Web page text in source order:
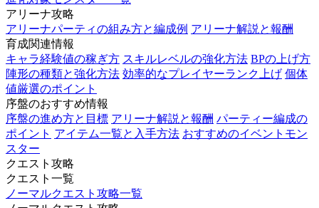
アリーナ攻略
アリーナパーティの組み方と編成例 アリーナ解説と報酬
育成関連情報
キャラ経験値の稼ぎ方 スキルレベルの強化方法 BPの上げ方
陣形の種類と強化方法 効率的なプレイヤーランク上げ 個体
値厳選のポイント
序盤のおすすめ情報
序盤の進め方と目標 アリーナ解説と報酬 パーティー編成の
ポイント アイテム一覧と入手方法 おすすめのイベントモン
スター
クエスト攻略
クエスト一覧
ノーマルクエスト攻略一覧